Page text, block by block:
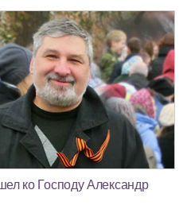
ко Господу Александр